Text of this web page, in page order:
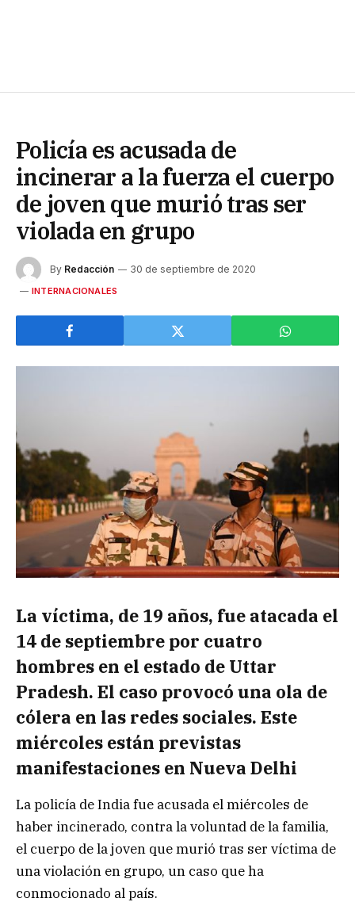
Policía es acusada de
incinerar a la fuerza el cuerpo
de joven que murió tras ser
violada en grupo
By Redacción 30 de septiembre de 2020
INTERNACIONALES
La víctima, de 19 años, fue atacada el
14 de septiembre por cuatro
hombres en el estado de Uttar
Pradesh. El caso provocó una ola de
cólera en las redes sociales. Este
miércoles están previstas
manifestaciones en Nueva Delhi
La policía de India fue acusada el miércoles de
haber incinerado, contra la voluntad de la familia,
el cuerpo de la joven que murió tras ser víctima de
una violación en grupo, un caso que ha
conmocionado al país.